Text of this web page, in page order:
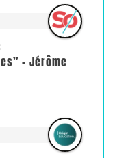
- Jérôme